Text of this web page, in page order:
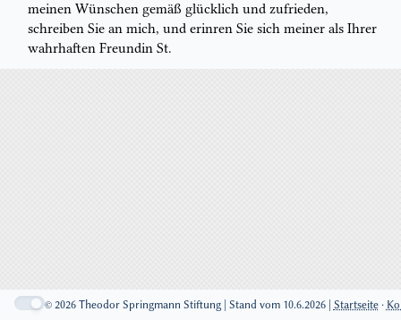
meinen Wünschen gemäß glücklich und zufrieden,
schreiben Sie an mich, und erinren Sie sich meiner als Ihrer
wahrhaften Freundin St.
© 2026 Theodor Springmann Stiftung | Stand vom 10.6.2026 | Startseite·